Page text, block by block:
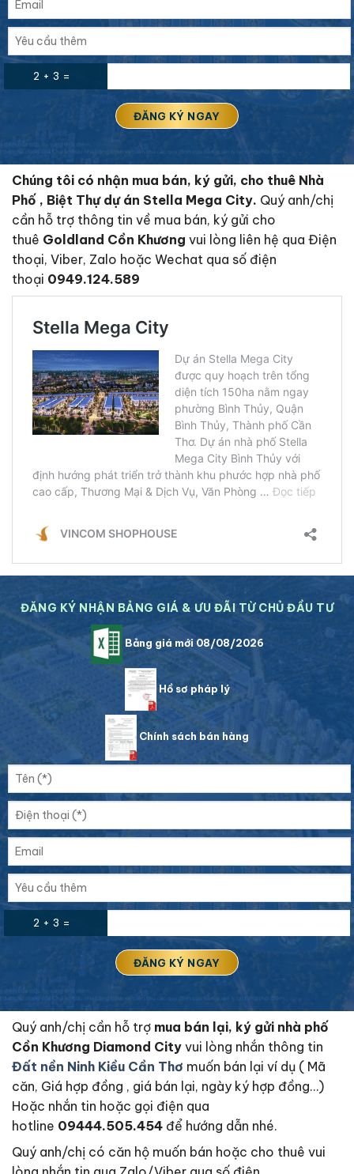
2 + 3 =
Chúng tôi có nhận mua bán, ký gửi, cho thuê Nhà
Phố , Biệt Thự dự án Stella Mega City. Quý anh/chị
cần hỗ trợ thông tin về mua bán, ký gửi cho
thuê Goldland Cồn Khương vui lòng liên hệ qua Điện
thoại, Viber, Zalo hoặc Wechat qua số điện
thoại 0949.124.589
ĐĂNG KÝ NHẬN BẢNG GIÁ & ƯU ĐÃI TỪ CHỦ ĐẦU TƯ
Bảng giá mới 08/08/2026
Hồ sơ pháp lý
Chính sách bán hàng
2 + 3 =
Quý anh/chị cần hỗ trợ mua bán lại, ký gửi nhà phố
Cồn Khương Diamond City vui lòng nhắn thông tin
Đất nền Ninh Kiều Cần Thơ muốn bán lại ví dụ ( Mã
căn, Giá hợp đồng , giá bán lại, ngày ký hợp đồng…)
Hoặc nhắn tin hoặc gọi điện qua
hotline 09444.505.454 để hướng dẫn nhé.
Quý anh/chị có căn hộ muốn bán hoặc cho thuê vui